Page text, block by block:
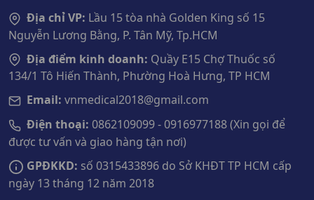
Địa chỉ VP: Lầu 15 tòa nhà Golden King số 15
Nguyễn Lương Bằng, P. Tân Mỹ, Tp.HCM
Địa điểm kinh doanh: Quầy E15 Chợ Thuốc số
134/1 Tô Hiến Thành, Phường Hoà Hưng, TP HCM
Email: vnmedical2018@gmail.com
Điện thoại: 0862109099 - 0916977188 (Xin gọi để
được tư vấn và giao hàng tận nơi)
GPĐKKD: số 0315433896 do Sở KHĐT TP HCM cấp
ngày 13 tháng 12 năm 2018